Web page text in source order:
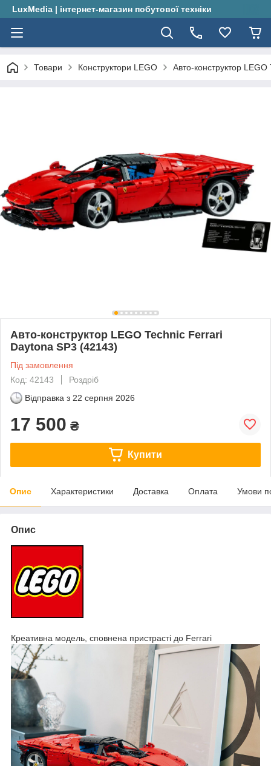
LuxMedia | інтернет-магазин побутової техніки
Товари Конструктори LEGO Авто-конструктор
Авто-конструктор LEGO Technic Ferrari
Daytona SP3 (42143)
Під замовлення
Код: 42143
Роздріб
Відправка з 22 серпня 2026
17 500 ₴
Купити
Опис Характеристики Доставка Оплата Умови
Опис
Креативна модель, сповнена пристрасті до Ferrari